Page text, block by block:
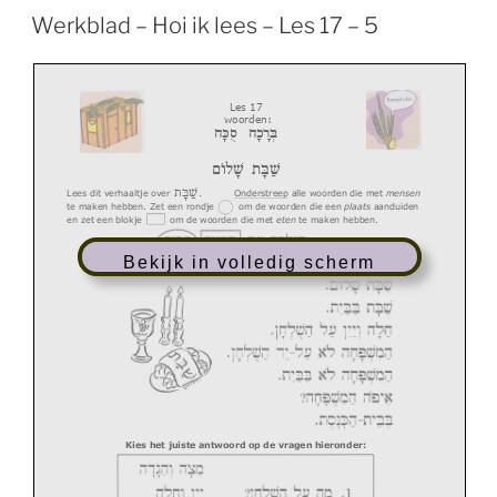
Werkblad – Hoi ik lees – Les 17 – 5
Bekijk in volledig scherm
L es 1 7
woorden :
בְּרָכָה סֻכָה
שַׁבָת שָלוֹם
Lees dit verhaaltje over שַׁבָת Onderstreep alle woorden die met mensen
te maken hebben . Zet een rondje om de woorden die een plaats aanduiden
en zet een blokje om de woorden die met
eten te maken hebben.
Voorbeeld :
Kies het juiste antwoord op de vragen hieronder: